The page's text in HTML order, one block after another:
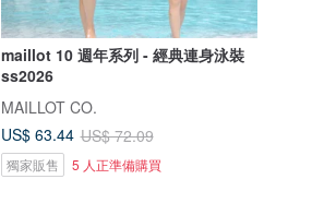
maillot 10 週年系列 - 經典連身泳裝
ss2026
MAILLOT CO.
US$ 63.44 US$ 72.09
獨家販售 5 人正準備購買